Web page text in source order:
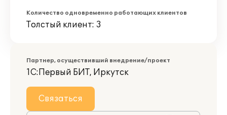
Количество одновременно работающих клиентов
Толстый клиент: 3
Партнер, осуществивший внедрение/проект
1С:Первый БИТ, Иркутск
Связаться